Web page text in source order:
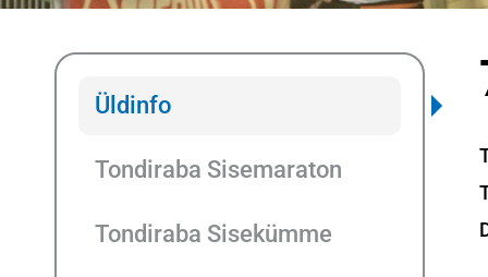
Üldinfo
Tondiraba Sisemaraton
Tondiraba Sisekümme